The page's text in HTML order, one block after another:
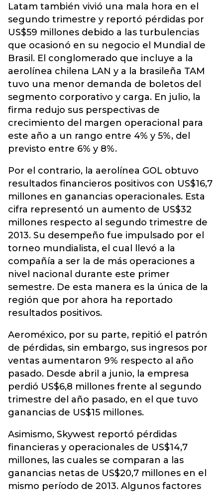
Latam también vivió una mala hora en el
segundo trimestre y reportó pérdidas por
US$59 millones debido a las turbulencias
que ocasionó en su negocio el Mundial de
Brasil. El conglomerado que incluye a la
aerolínea chilena LAN y a la brasileña TAM
tuvo una menor demanda de boletos del
segmento corporativo y carga. En julio, la
firma redujo sus perspectivas de
crecimiento del margen operacional para
este año a un rango entre 4% y 5%, del
previsto entre 6% y 8%.
Por el contrario, la aerolínea GOL obtuvo
resultados financieros positivos con US$16,7
millones en ganancias operacionales. Esta
cifra representó un aumento de US$32
millones respecto al segundo trimestre de
2013. Su desempeño fue impulsado por el
torneo mundialista, el cual llevó a la
compañía a ser la de más operaciones a
nivel nacional durante este primer
semestre. De esta manera es la única de la
región que por ahora ha reportado
resultados positivos.
Aeroméxico, por su parte, repitió el patrón
de pérdidas, sin embargo, sus ingresos por
ventas aumentaron 9% respecto al año
pasado. Desde abril a junio, la empresa
perdió US$6,8 millones frente al segundo
trimestre del año pasado, en el que tuvo
ganancias de US$15 millones.
Asimismo, Skywest reportó pérdidas
financieras y operacionales de US$14,7
millones, las cuales se comparan a las
ganancias netas de US$20,7 millones en el
mismo período de 2013. Algunos factores